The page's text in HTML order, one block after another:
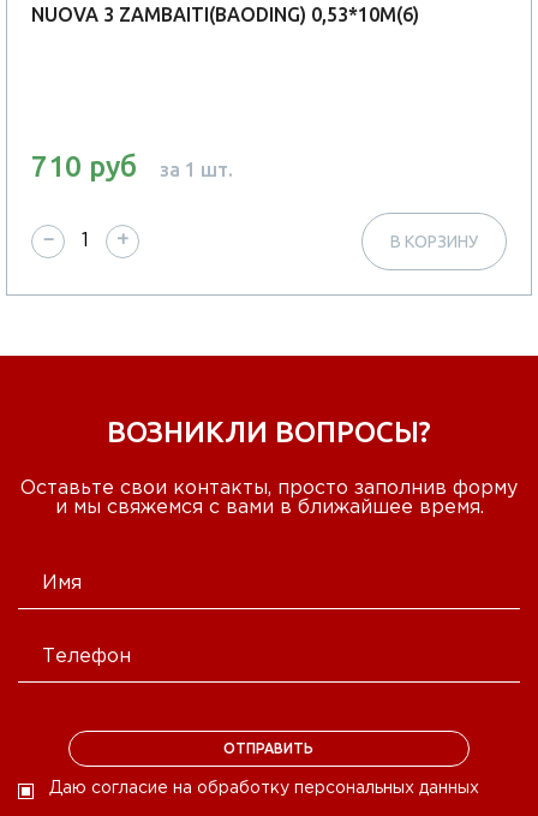
NUOVA 3 ZAMBAITI(BAODING) 0,53*10М(6)
710 руб за 1 шт.
− + В КОРЗИНУ
ВОЗНИКЛИ ВОПРОСЫ?
Оставьте свои контакты, просто заполнив форму
и мы свяжемся с вами в ближайшее время.
Даю согласие на обработку персональных данных